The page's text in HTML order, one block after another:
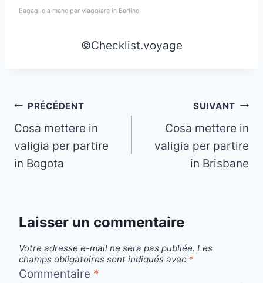
Bagaglio a mano per viaggiare in Berlino
©Checklist.voyage
Navigation
de
l’article
PRÉCÉDENT
Cosa mettere in
valigia per partire
in Bogota
SUIVANT
Cosa mettere in
valigia per partire
in Brisbane
Laisser un commentaire
Votre adresse e-mail ne sera pas publiée. Les
champs obligatoires sont indiqués avec *
Commentaire *